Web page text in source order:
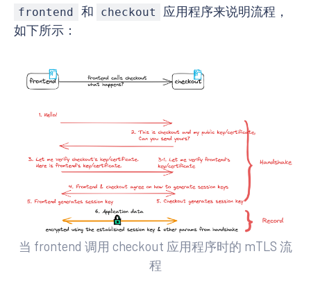
frontend 和 checkout
应用程序来说明流程，
如下所示：
当 frontend 调用 checkout 应用程序时的 mTLS 流
程